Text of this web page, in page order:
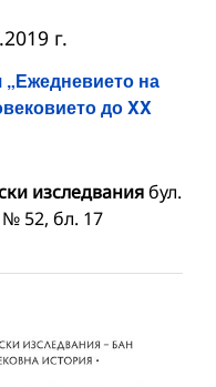
на
до XX
г.
изследваниябул.
52, бл. 17